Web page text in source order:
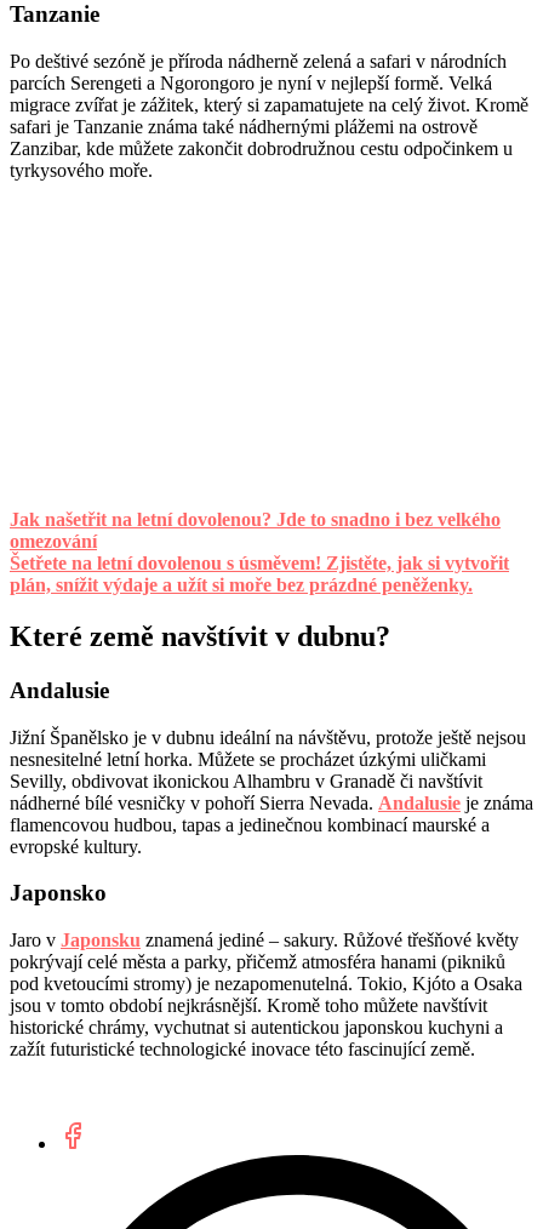
Tanzanie
Po deštivé sezóně je příroda nádherně zelená a safari v národních
parcích Serengeti a Ngorongoro je nyní v nejlepší formě. Velká
migrace zvířat je zážitek, který si zapamatujete na celý život. Kromě
safari je Tanzanie známa také nádhernými plážemi na ostrově
Zanzibar, kde můžete zakončit dobrodružnou cestu odpočinkem u
tyrkysového moře.
Jak našetřit na letní dovolenou? Jde to snadno i bez velkého
omezování
Šetřete na letní dovolenou s úsměvem! Zjistěte, jak si vytvořit
plán, snížit výdaje a užít si moře bez prázdné peněženky.
Které země navštívit v dubnu?
Andalusie
Jižní Španělsko je v dubnu ideální na návštěvu, protože ještě nejsou
nesnesitelné letní horka. Můžete se procházet úzkými uličkami
Sevilly, obdivovat ikonickou Alhambru v Granadě či navštívit
nádherné bílé vesničky v pohoří Sierra Nevada. Andalusie je známa
flamencovou hudbou, tapas a jedinečnou kombinací maurské a
evropské kultury.
Japonsko
Jaro v Japonsku znamená jediné – sakury. Růžové třešňové květy
pokrývají celé města a parky, přičemž atmosféra hanami (pikniků
pod kvetoucími stromy) je nezapomenutelná. Tokio, Kjóto a Osaka
jsou v tomto období nejkrásnější. Kromě toho můžete navštívit
historické chrámy, vychutnat si autentickou japonskou kuchyni a
zažít futuristické technologické inovace této fascinující země.